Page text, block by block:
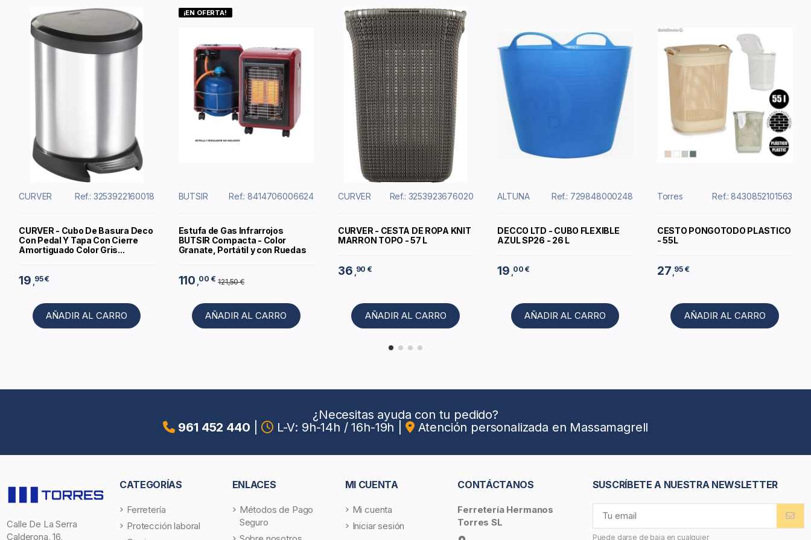
CURVER Ref.: 3253922160018
CURVER - Cubo De Basura Deco
Con Pedal Y Tapa Con Cierre
Amortiguado Color Gris...
19 ,95 €
AÑADIR AL CARRO
¡EN OFERTA!
BUTSIR Ref.: 8414706006624
Estufa de Gas Infrarrojos
BUTSIR Compacta - Color
Granate, Portátil y con Ruedas
110 ,00 € 121,50 €
AÑADIR AL CARRO
CURVER Ref.: 3253923676020
CURVER - CESTA DE ROPA KNIT
MARRON TOPO - 57 L
36 ,90 €
AÑADIR AL CARRO
ALTUNA Ref.: 729848000248
DECCO LTD - CUBO FLEXIBLE
AZUL SP26 - 26 L
19 ,00 €
AÑADIR AL CARRO
Torres Ref.: 8430852101563
CESTO PONGOTODO PLASTICO
- 55L
27 ,95 €
AÑADIR AL CARRO
¿Necesitas ayuda con tu pedido?
961 452 440
L-V: 9h-14h / 16h-19h Atención personalizada en Massamagrell
Calle De La Serra
Calderona, 16,
CATEGORÍAS
Ferretería
Protección laboral
ENLACES
Métodos de Pago
Seguro
MI CUENTA
Mi cuenta
Iniciar sesión
CONTÁCTANOS
Ferretería Hermanos
Torres SL
SUSCRÍBETE A NUESTRA NEWSLETTER
Puede darse de baja en cualquier